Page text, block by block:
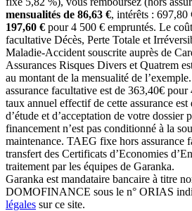
mensualités de 86,63 €, intérêts : 697,80
197,60 € pour 4 500 € empruntés. Le
facultative Décès, Perte Totale et
Maladie-Accident souscrite auprès de
Assurances Risques Divers et Quatrem
au montant de la mensualité de
assurance facultative est de 363,40€
taux annuel effectif de cette assurance
d’étude et d’acceptation de votre dossier
financement n’est pas conditionné à la
maintenance. TAEG fixe hors assurance
transfert des Certificats d’Economies
traitement par les équipes de Garanka.
Garanka est mandataire bancaire à titre
DOMOFINANCE sous le n° ORIAS
légales sur ce site.